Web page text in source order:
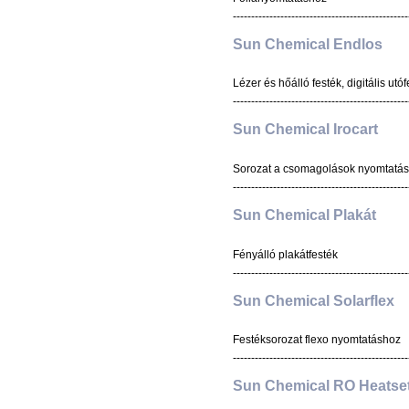
Sun Chemical Endlos
Lézer és hőálló festék, digitális
Sun Chemical Irocart
Sorozat a csomagolások
Sun Chemical Plakát
Fényálló plakátfesték
Sun Chemical Solarflex
Festéksorozat flexo nyomtatáshoz
Sun Chemical RO